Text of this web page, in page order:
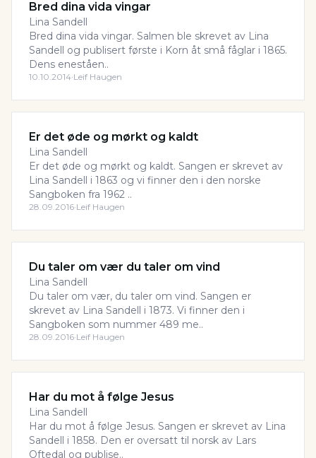
Bred dina vida vingar
Lina Sandell
Bred dina vida vingar. Salmen ble skrevet av Lina
Sandell og publisert første i Korn åt små fåglar i 1865.
Dens eneståen..
10.10.2014·Leif Haugen
Er det øde og mørkt og kaldt
Lina Sandell
Er det øde og mørkt og kaldt. Sangen er skrevet av
Lina Sandell i 1863 og vi finner den i den norske
Sangboken fra 1962 ..
28.09.2016·Leif Haugen
Du taler om vær du taler om vind
Lina Sandell
Du taler om vær, du taler om vind. Sangen er
skrevet av Lina Sandell i 1873. Vi finner den i
Sangboken som nummer 489 me..
28.09.2016·Leif Haugen
Har du mot å følge Jesus
Lina Sandell
Har du mot å følge Jesus. Sangen er skrevet av Lina
Sandell i 1858. Den er oversatt til norsk av Lars
Oftedal og publise..